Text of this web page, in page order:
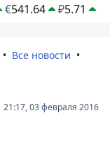
€541.64 ₽5.71
Все новости
21:17, 03 февраля 2016